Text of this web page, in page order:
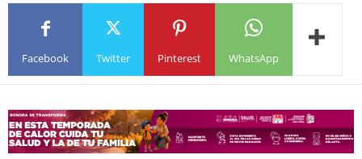
Facebook Twitter Pinterest WhatsApp